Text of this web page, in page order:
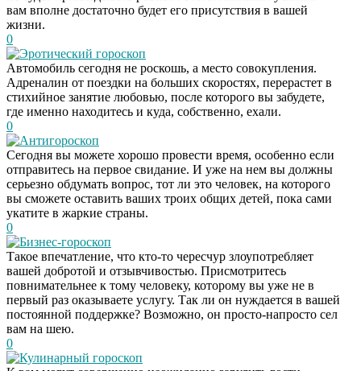
вам вполне достаточно будет его присутствия в вашей
жизни.
0
Эротический гороскоп
Автомобиль сегодня не роскошь, а место совокупления.
Адреналин от поездки на больших скоростях, перерастет в
стихийное занятие любовью, после которого вы забудете,
где именно находитесь и куда, собственно, ехали.
0
Антигороскоп
Сегодня вы можете хорошо провести время, особенно если
отправитесь на первое свидание. И уже на нем вы должны
серьезно обдумать вопрос, тот ли это человек, на которого
вы сможете оставить ваших троих общих детей, пока сами
укатите в жаркие страны.
0
Бизнес-гороскоп
Такое впечатление, что кто-то чересчур злоупотребляет
вашей добротой и отзывчивостью. Присмотритесь
повнимательнее к тому человеку, которому вы уже не в
первый раз оказываете услугу. Так ли он нуждается в вашей
постоянной поддержке? Возможно, он просто-напросто сел
вам на шею.
0
Кулинарный гороскоп